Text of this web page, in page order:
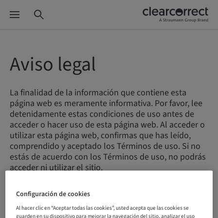
Aviso legal
La finalidad de la información que contiene esta
página web es meramente informativa. Por favor, lee
detenidamente estas condiciones de uso antes de
acceder o hacer uso de esta página web. Al acceder o
utilizar esta página web, confirmas que has leído,
comprendido y aceptado los Términos de uso. Si no
estás de acuerdo con los Términos de uso, no podrás
acceder ni utilizar el sitio.
Términos de uso
Configuración de cookies
Al hacer clic en “Aceptar todas las cookies”, usted acepta que las cookies se
guarden en su dispositivo para mejorar la navegación del sitio, analizar el uso